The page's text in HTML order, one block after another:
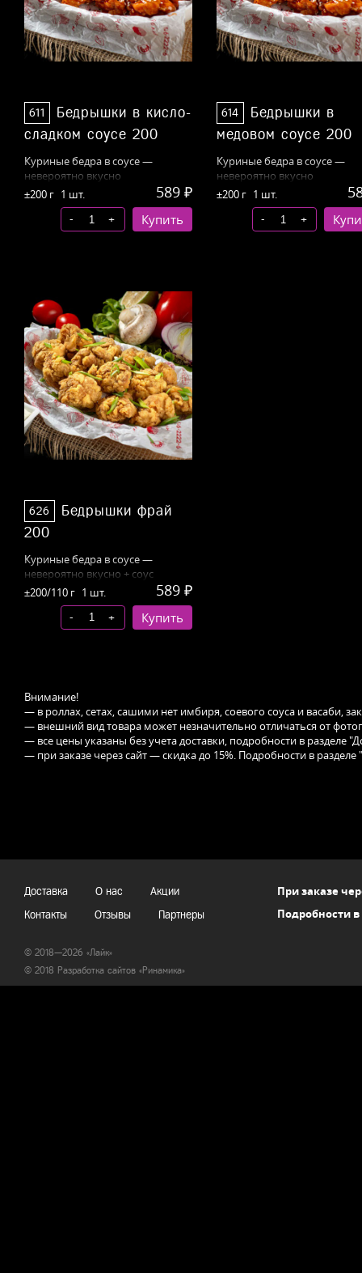
611
Бедрышки в кисло-
сладком соусе 200
Куриные бедра в соусе —
невероятно вкусно
±200 г 1 шт. 589 ₽
- + Купить
614
Бедрышки в
медовом соусе 200
Куриные бедра в соусе —
невероятно вкусно
±200 г 1 шт.
- +
626
Бедрышки фрай
200
Куриные бедра в соусе —
невероятно вкусно + соус
"Розовый".
±200/110 г 1 шт. 589 ₽
- + Купить
Внимание!
— в роллах, сетах, сашими нет имбиря, соевого соуса и васаби,
— внешний вид товара может незначительно отличаться от
— все цены указаны без учета доставки, подробности в разделе
— при заказе через сайт — скидка до 15%. Подробности в разделе
Доставка О нас
Акции
Контакты
Отзывы Партнеры
© 2018—2026 «Лайк»
© 2018 Разработка сайтов «Ринамика»
При заказе
Подробности